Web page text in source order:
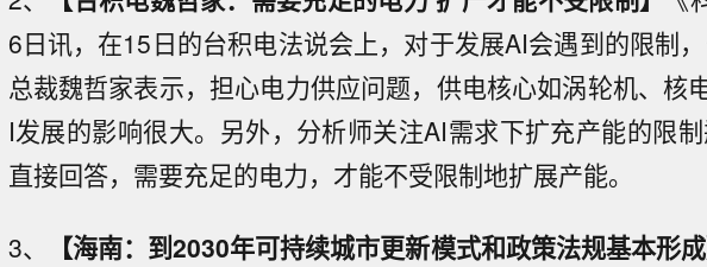
6日讯，在15日的台积电法说会上，对于发展AI会遇到的限制
总裁魏哲家表示，担心电力供应问题，供电核心如涡轮机、核
I发展的影响很大。另外，分析师关注AI需求下扩充产能的限
直接回答，需要充足的电力，才能不受限制地扩展产能。
3、 【海南：到2030年可持续城市更新模式和政策法规基本形成